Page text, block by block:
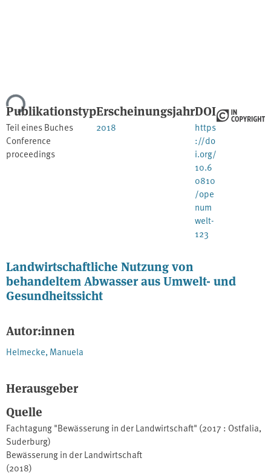
Publikationstyp
Teil eines Buches
Conference
proceedings
Erscheinungsjahr
2018
DOI
https
://do
i.org/
10.6
0810
/ope
num
welt-
123
Landwirtschaftliche Nutzung von
behandeltem Abwasser aus Umwelt- und
Gesundheitssicht
Autor:innen
Helmecke, Manuela
Herausgeber
Quelle
Fachtagung "Bewässerung in der Landwirtschaft" (2017 : Ostfalia,
Suderburg)
Bewässerung in der Landwirtschaft
(2018)